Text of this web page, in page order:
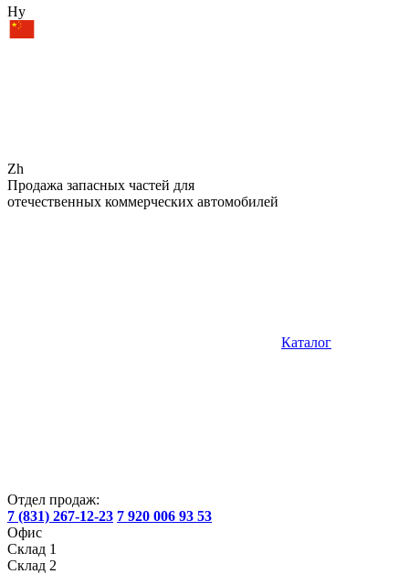
Hy
Zh
Продажа запасных частей для
отечественных коммерческих автомобилей
Каталог
Отдел продаж:
7 (831) 267-12-23 7 920 006 93 53
Офис
Склад 1
Склад 2